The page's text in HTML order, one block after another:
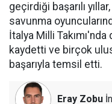
geçirdiği başarılı
savunma
İtalya Milli
kaydetti ve birçok
başarıyla temsil etti.
Eray Zobu